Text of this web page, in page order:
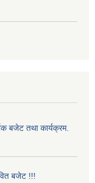
बजेट तथा कार्यक्रम.
बजेट !!!